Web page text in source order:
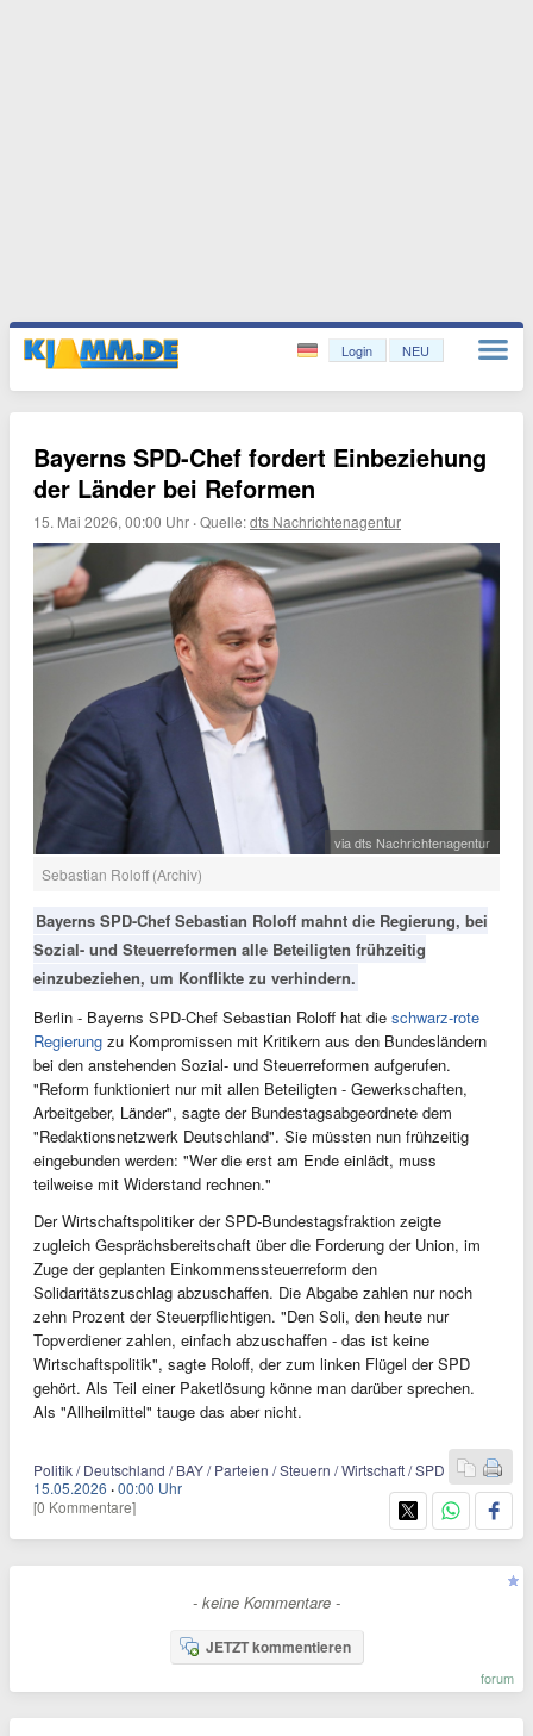
Login NEU
Bayerns SPD-Chef fordert Einbeziehung
der Länder bei Reformen
15. Mai 2026, 00:00 Uhr ·Quelle:dts Nachrichtenagentur
via dts Nachrichtenagentur
Sebastian Roloff (Archiv)
Bayerns SPD-Chef Sebastian Roloff mahnt die Regierung, bei
Sozial- und Steuerreformen alle Beteiligten frühzeitig
einzubeziehen, um Konflikte zu verhindern.
Berlin - Bayerns SPD-Chef Sebastian Roloff hat die schwarz-rote
Regierung zu Kompromissen mit Kritikern aus den Bundesländern
bei den anstehenden Sozial- und Steuerreformen aufgerufen.
"Reform funktioniert nur mit allen Beteiligten - Gewerkschaften,
Arbeitgeber, Länder", sagte der Bundestagsabgeordnete dem
"Redaktionsnetzwerk Deutschland". Sie müssten nun frühzeitig
eingebunden werden: "Wer die erst am Ende einlädt, muss
teilweise mit Widerstand rechnen."
Der Wirtschaftspolitiker der SPD-Bundestagsfraktion zeigte
zugleich Gesprächsbereitschaft über die Forderung der Union, im
Zuge der geplanten Einkommenssteuerreform den
Solidaritätszuschlag abzuschaffen. Die Abgabe zahlen nur noch
zehn Prozent der Steuerpflichtigen. "Den Soli, den heute nur
Topverdiener zahlen, einfach abzuschaffen - das ist keine
Wirtschaftspolitik", sagte Roloff, der zum linken Flügel der SPD
gehört. Als Teil einer Paketlösung könne man darüber sprechen.
Als "Allheilmittel" tauge das aber nicht.
Politik / Deutschland / BAY / Parteien / Steuern / Wirtschaft / SPD
15.05.2026 ·00:00 Uhr
[0 Kommentare]
- keine Kommentare -
JETZT kommentieren
forum